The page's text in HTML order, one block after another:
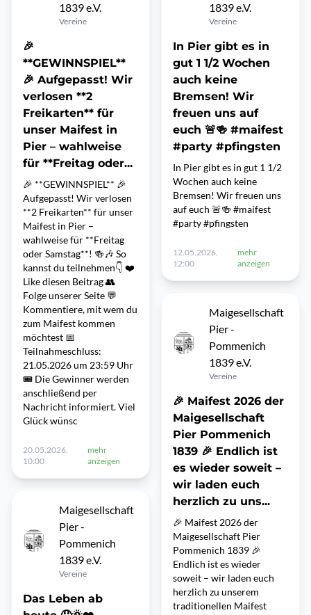
1839 e.V.
Vereine
🎉
**GEWINNSPIEL**
🎉 Aufgepasst! Wir
verlosen **2
Freikarten** für
unser Maifest in
Pier – wahlweise
für **Freitag oder...
🎉 **GEWINNSPIEL** 🎉
Aufgepasst! Wir verlosen
**2 Freikarten** für unser
Maifest in Pier –
wahlweise für **Freitag
oder Samstag**! 🍻🎶 So
kannst du teilnehmen👇 ❤️
Like diesen Beitrag 👥
Folge unserer Seite 💬
Kommentiere, mit wem du
zum Maifest kommen
möchtest 📅
Teilnahmeschluss:
21.05.2026 um 23:59 Uhr
🎟️ Die Gewinner werden
anschließend per
Nachricht informiert. Viel
Glück wünsc
20.05.2026,
10:00
mehr
anzeigen
Maigesellschaft
Pier -
Pommenich
1839 e.V.
Vereine
Das Leben ab
1839 e.V.
Vereine
In Pier gibt es in
gut 1 1/2 Wochen
auch keine
Bremsen! Wir
freuen uns auf
euch 🚨🍻 #maifest
#party #pfingsten
In Pier gibt es in gut 1 1/2
Wochen auch keine
Bremsen! Wir freuen uns
auf euch 🚨🍻 #maifest
#party #pfingsten
12.05.2026,
12:00
mehr
anzeigen
Maigesellschaft
Pier -
Pommenich
1839 e.V.
Vereine
🎉 Maifest 2026 der
Maigesellschaft
Pier Pommenich
1839 🎉 Endlich ist
es wieder soweit –
wir laden euch
herzlich zu uns...
🎉 Maifest 2026 der
Maigesellschaft Pier
Pommenich 1839 🎉
Endlich ist es wieder
soweit – wir laden euch
herzlich zu unserem
traditionellen Maifest